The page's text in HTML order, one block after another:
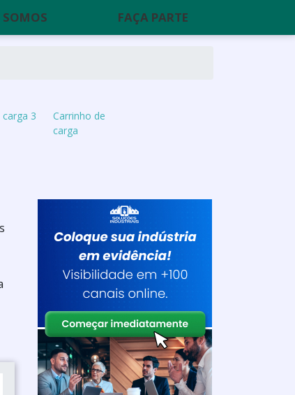
FAÇA PARTE
3
Carrinho de
carga